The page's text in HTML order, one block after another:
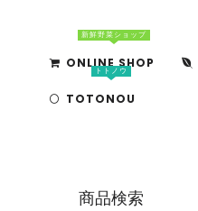
ONLINE SHOP
新鮮野菜ショップ
TOTONOU
トトノウ
商品検索